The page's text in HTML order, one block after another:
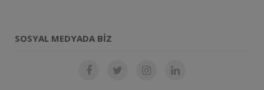
SOSYAL MEDYADA BIZ